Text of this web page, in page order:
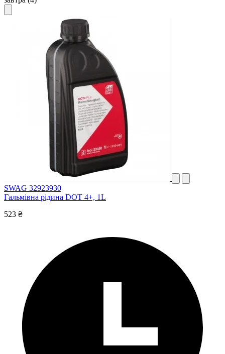
SWAG 32923930
Гальмівна рідина DOT 4+, 1L
523 ₴